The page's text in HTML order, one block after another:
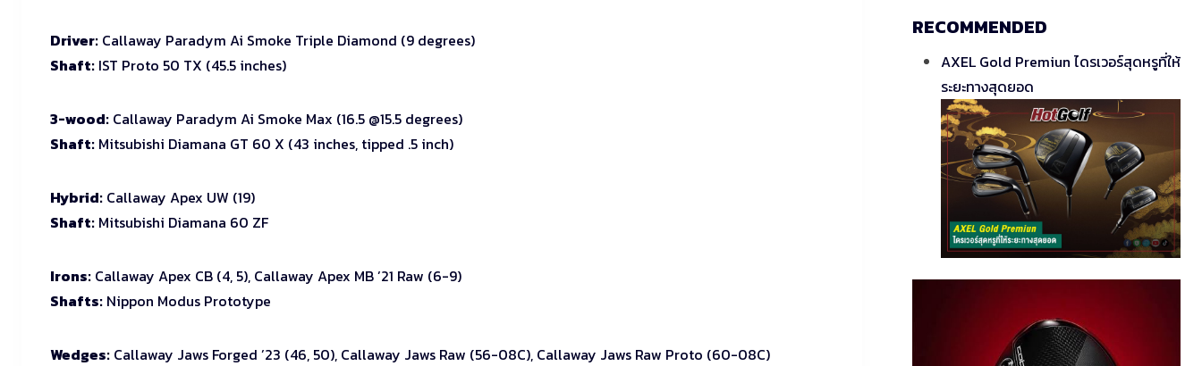
Driver: Callaway Paradym Ai Smoke Triple Diamond (9 degrees)
Shaft: IST Proto 50 TX (45.5 inches)
3-wood: Callaway Paradym Ai Smoke Max (16.5 @15.5 degrees)
Shaft: Mitsubishi Diamana GT 60 X (43 inches, tipped .5 inch)
Hybrid: Callaway Apex UW (19)
Shaft: Mitsubishi Diamana 60 ZF
Irons: Callaway Apex CB (4, 5), Callaway Apex MB ’21 Raw (6-9)
Shafts: Nippon Modus Prototype
Wedges: Callaway Jaws Forged ’23 (46, 50), Callaway Jaws Raw (56-08C), Callaway Jaws Raw Proto (60-08C)
RECOMMENDED
AXEL Gold Premiun ไดรเวอร์สุดหรูที่ให้
ระยะทางสุดยอด